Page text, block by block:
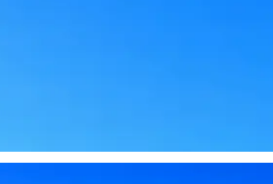
писем
просит войти через Google, iCloud или